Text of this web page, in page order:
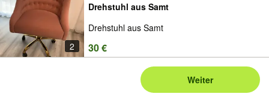
2
Drehstuhl aus Samt
Drehstuhl aus Samt
30 €
Weiter